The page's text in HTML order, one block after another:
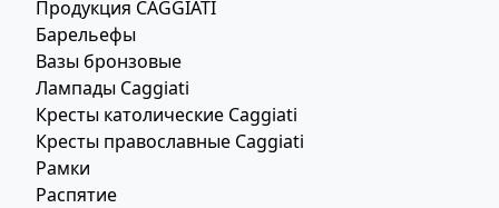
Продукция CAGGIATI
Барельефы
Вазы бронзовые
Лампады Caggiati
Кресты католические Caggiati
Кресты православные Caggiati
Рамки
Распятие